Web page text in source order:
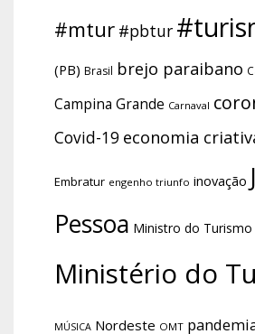
#mtur #pbtur
(PB) Brasil brejo paraibano
Campina Grande Carnaval
Covid-19 economia
Embratur engenho triunfo inovação
Pessoa Ministro do Turismo
Ministério do
MÚSICA Nordeste OMT